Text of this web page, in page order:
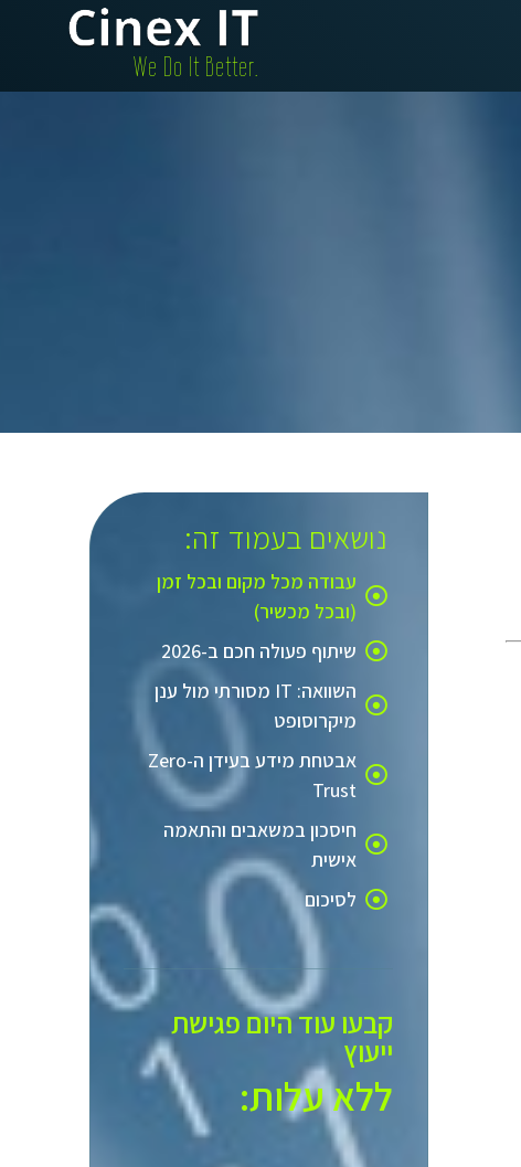
נושאים בעמוד זה:
עבודה מכל מקום ובכל זמן
(ובכל מכשיר)
שיתוף פעולה חכם ב-2026
השוואה: IT מסורתי מול ענן
מיקרוסופט
אבטחת מידע בעידן ה-Zero
Trust
חיסכון במשאבים והתאמה
אישית
לסיכום
קבעו עוד היום פגישת
ייעוץ
ללא עלות:​